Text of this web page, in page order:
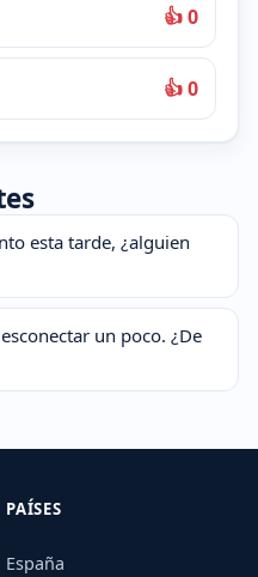
👍 0
👍 0
esta tarde, ¿alguien
un poco. ¿De
PAÍSES
España